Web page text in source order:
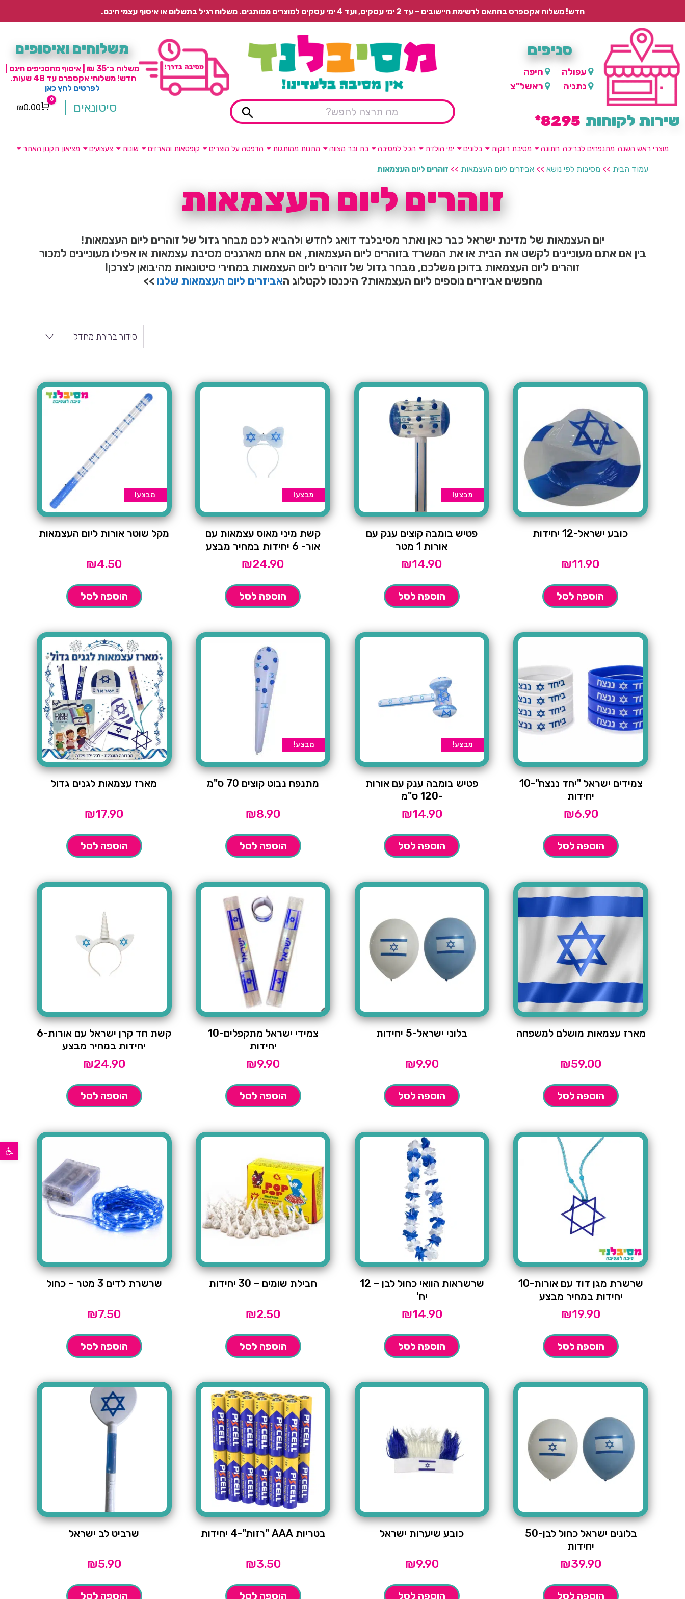
פתח סרגל נגישות
חדש! משלוח אקספרס בהתאם לרשימת היישובים – עד 2 ימי עסקים, ועד 4 ימי עסקים למוצרים ממותגים. משלוח רגיל בתשלום או איסוף עצמי חינם.
סניפים
עפולה
חיפה
נתניה
ראשל"צ
שירות לקוחות 8295*
משלוחים ואיסופים
משלוח ב־35 ₪ | איסוף מהסניפים חינם |
חדש! משלוחי אקספרס עד 48 שעות.
לפרטים לחץ כאן
סיטונאים Cart
0
₪0.00
מוצרי ראש השנה מתנפחים לבריכה חתונה מסיבת רווקות בלונים ימי הולדת הכל למסיבה בת ובר מצווה מתנות ממותגות הדפסה על מוצרים קופסאות ומארזים שונות צעצועים מציאון תקנון האתר
עמוד הבית >> מסיבות לפי נושא >> אביזרים ליום העצמאות >> זוהרים ליום העצמאות
זוהרים ליום העצמאות
יום העצמאות של מדינת ישראל כבר כאן ואתר מסיבלנד דואג לחדש ולהביא לכם מבחר גדול של זוהרים ליום העצמאות!
בין אם אתם מעוניינים לקשט את הבית או את המשרד בזוהרים ליום העצמאות, אם אתם מארגנים מסיבת עצמאות או אפילו מעוניינים למכור
זוהרים ליום העצמאות בדוכן משלכם, מבחר גדול של זוהרים ליום העצמאות במחירי סיטונאות מהיבואן לצרכן!
מחפשים אביזרים נוספים ליום העצמאות? היכנסו לקטלוג האביזרים ליום העצמאות שלנו >>
סידור ברירת מחדל
כובע ישראל-12 יחידות
₪11.90
הוספה לסל
מבצע!
פטיש בומבה קוצים ענק עם
אורות 1 מטר
₪14.90
הוספה לסל
מבצע!
קשת מיני מאוס עצמאות עם
אור- 6 יחידות במחיר מבצע
₪24.90
הוספה לסל
מבצע!
מקל שוטר אורות ליום העצמאות
₪4.50
הוספה לסל
צמידים ישראל "יחד ננצח"-10
יחידות
₪6.90
הוספה לסל
מבצע!
פטיש בומבה ענק עם אורות
-120 ס"מ
₪14.90
הוספה לסל
מבצע!
מתנפח נבוט קוצים 70 ס"מ
₪8.90
הוספה לסל
מארז עצמאות לגנים גדול
₪17.90
הוספה לסל
מארז עצמאות מושלם למשפחה
₪59.00
הוספה לסל
בלוני ישראל-5 יחידות
₪9.90
הוספה לסל
צמידי ישראל מתקפלים-10
יחידות
₪9.90
הוספה לסל
קשת חד קרן ישראל עם אורות-6
יחידות במחיר מבצע
₪24.90
הוספה לסל
שרשרת מגן דוד עם אורות-10
יחידות במחיר מבצע
₪19.90
הוספה לסל
שרשראות הוואי כחול לבן – 12
יח'
₪14.90
הוספה לסל
חבילת שומים – 30 יחידות
₪2.50
הוספה לסל
שרשרת לדים 3 מטר – כחול
₪7.50
הוספה לסל
בלונים ישראל כחול לבן-50
יחידות
₪39.90
הוספה לסל
כובע שיערות ישראל
₪9.90
הוספה לסל
בטריות AAA "רזות"-4 יחידות
₪3.50
הוספה לסל
שרביט לב ישראל
₪5.90
הוספה לסל